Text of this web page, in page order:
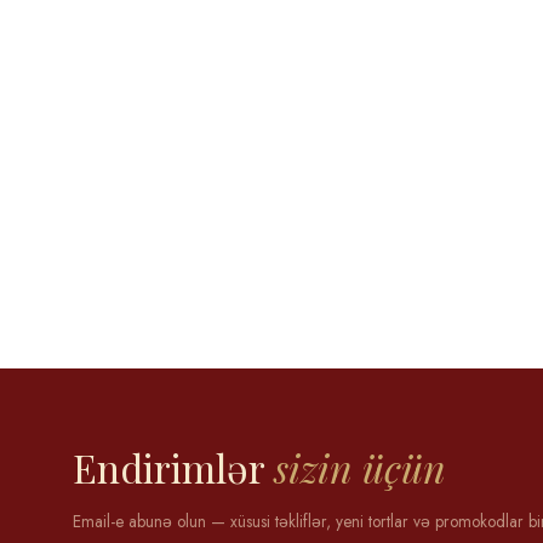
Endirimlərsizin üçün
Email-e abunə olun — xüsusi təkliflər, yeni tortlar və promokodlar